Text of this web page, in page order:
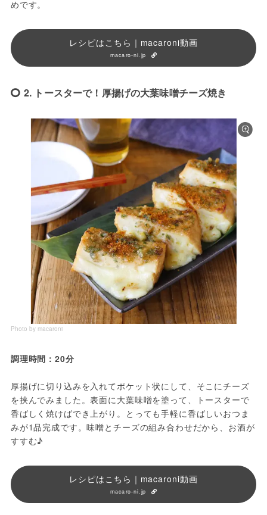
めです。
レシピはこちら｜macaroni動画
macaro-ni.jp
2. トースターで！厚揚げの大葉味噌チーズ焼き
Photo by macaroni
調理時間：20分
厚揚げに切り込みを入れてポケット状にして、そこにチーズ
を挟んでみました。表面に大葉味噌を塗って、トースターで
香ばしく焼けばでき上がり。とっても手軽に香ばしいおつま
みが1品完成です。味噌とチーズの組み合わせだから、お酒が
すすむ♪
レシピはこちら｜macaroni動画
macaro-ni.jp